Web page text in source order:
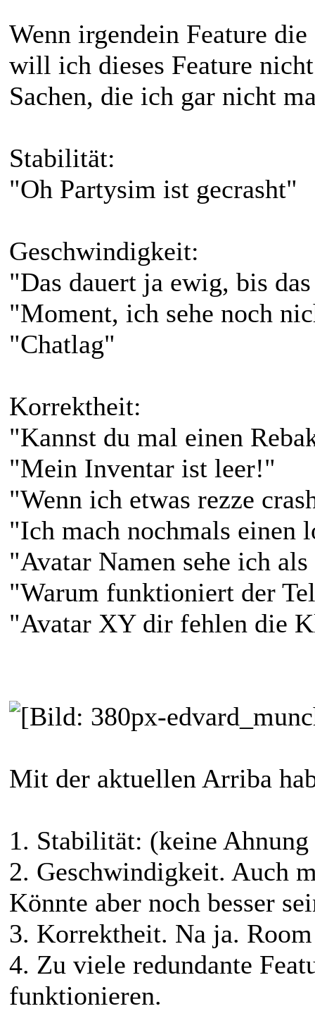
Wenn irgendein Feature
will ich dieses Feature
Sachen, die ich gar nicht
Stabilität:
"Oh Partysim ist gecrasht"
Geschwindigkeit:
"Das dauert ja ewig, bis
"Moment, ich sehe noch
"Chatlag"
Korrektheit:
"Kannst du mal einen
"Mein Inventar ist leer!"
"Wenn ich etwas rezze
"Ich mach nochmals
"Avatar Namen sehe ich
"Warum funktioniert der
"Avatar XY dir fehlen die
Mit der aktuellen Arriba
1. Stabilität: (keine
2. Geschwindigkeit. Auch
Könnte aber noch besser
3. Korrektheit. Na ja.
4. Zu viele redundante
funktionieren.